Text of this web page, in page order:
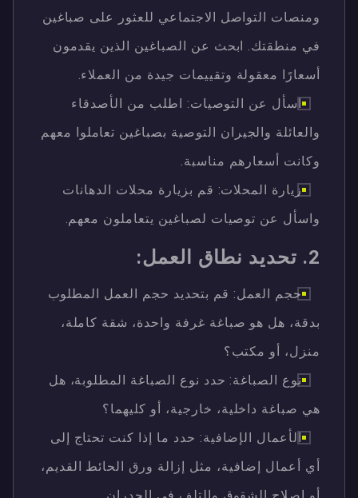
ومنصات التواصل الاجتماعي للعثور على صباغين
في منطقتك. ابحث عن الصباغين الذين يقدمون
أسعارًا معقولة وتقييمات جيدة من العملاء.
اسأل عن التوصيات: اطلب من الأصدقاء
والعائلة والجيران التوصية بصباغين تعاملوا معهم
وكانت أسعارهم مناسبة.
زيارة المحلات: قم بزيارة محلات الدهانات
واسأل عن توصيات لصباغين يتعاملون معهم.
2. تحديد نطاق العمل:
حجم العمل: قم بتحديد حجم العمل المطلوب
بدقة، هل هو صباغة غرفة واحدة، شقة كاملة،
منزل، أو مكتب؟
نوع الصباغة: حدد نوع الصباغة المطلوبة، هل
هي صباغة داخلية، خارجية، أو كليهما؟
الأعمال الإضافية: حدد ما إذا كنت تحتاج إلى
أي أعمال إضافية، مثل إزالة ورق الحائط القديم،